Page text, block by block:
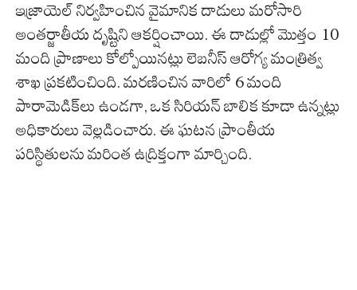
ఇజ్రాయెల్ నిర్వహించిన వైమానిక దాడులు మరోసారి
అంతర్జాతీయ దృష్టిని ఆకర్షించాయి. ఈ దాడుల్లో మొత్తం 10
మంది ప్రాణాలు కోల్పోయినట్లు లెబనీస్ ఆరోగ్య మంత్రిత్వ
శాఖ ప్రకటించింది. మరణించిన వారిలో 6 మంది
పారామెడిక్‌లు ఉండగా, ఒక సిరియన్ బాలిక కూడా ఉన్నట్లు
అధికారులు వెల్లడించారు. ఈ ఘటన ప్రాంతీయ
పరిస్థితులను మరింత ఉద్రిక్తంగా మార్చింది.